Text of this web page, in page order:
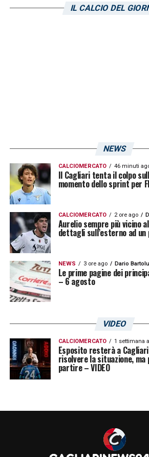
servito un assist per la rete di
IL CALCIO DEL
NEWS
CALCIOMERCATO 46 minuti
Il Cagliari tenta il colpo
momento dello sprint per
CALCIOMERCATO 2 ore ago
Aurelio sempre più vicino
dettagli sull’esterno ad
NEWS 3 ore ago Dario
Le prime pagine dei
– 6 agosto
VIDEO
CALCIOMERCATO 1 settimana
Esposito resterà a
risolvere la situazione, ma
partire – VIDEO